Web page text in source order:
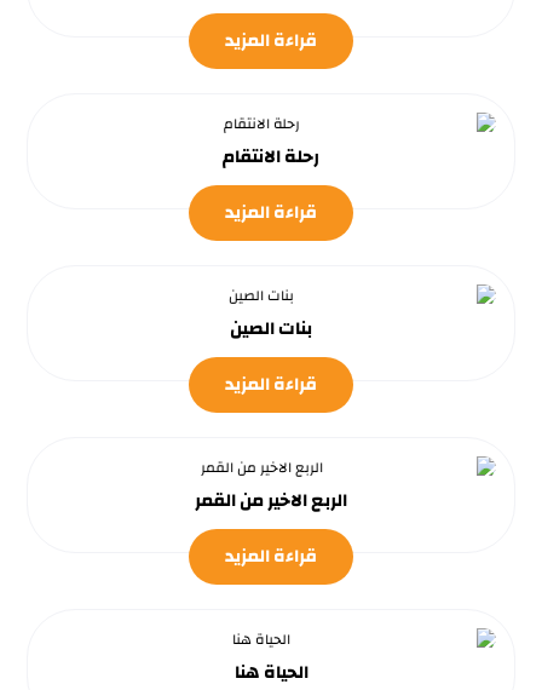
قراءة المزيد
رحلة الانتقام
قراءة المزيد
بنات الصين
قراءة المزيد
الربع الاخير من القمر
قراءة المزيد
الحياة هنا